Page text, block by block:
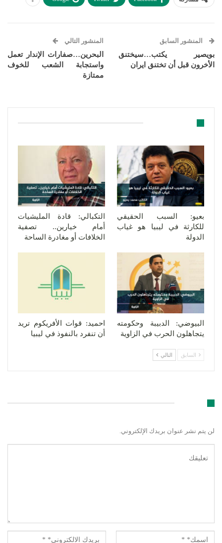
المنشور السابق
بويصير يكتب…سيختنق
الأخرون قبل أن تختنق ايران
المنشور التالي
البحرين…صفارات الإندار تعمل
واستجابة الشعب للخوف
ممتازة
بعيو: السبب الحقيقي
للكارثة في ليبيا هو غياب
الدولة
التكبالي: قادة المليشيات
أمام خيارين.. تصفية
الخلافات أو مغادرة الساحة
البيوضي: الدبيبة وحكومته
يتجاهلون الحرب في الزاوية
احميد: قوات الأفريكوم تريد
أن تنفرد بالنفوذ في ليبيا
السابق التالي
لن يتم نشر عنوان بريدك الإلكتروني.